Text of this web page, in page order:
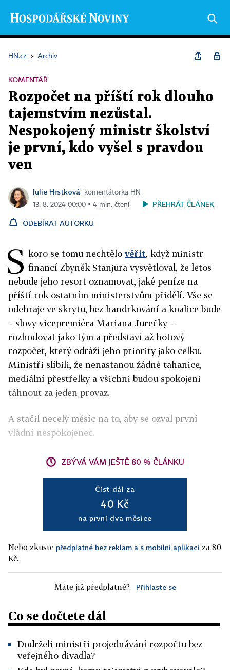
HN.cz › Archiv
KOMENTÁŘ
Rozpočet na příští rok dlouho
tajemstvím nezůstal.
Nespokojený ministr školství
je první, kdo vyšel s pravdou
ven
Julie Hrstková
komentátorka HN
13. 8. 2024 00:00 ▪ 4 min. čtení
PŘEHRÁT ČLÁNEK
ODEBÍRAT AUTORKU
S koro se tomu nechtělověřit, když ministr
financí Zbyněk Stanjura vysvětloval, že letos
nebude jeho resort oznamovat, jaké peníze na
příští rok ostatním ministerstvům přidělí. Vše se
odehraje ve skrytu, bez handrkování a koalice bude
– slovy vicepremiéra Mariana Jurečky –
rozhodovat jako tým a představí až hotový
rozpočet, který odráží jeho priority jako celku.
Ministři slíbili, že nenastanou žádné tahanice,
mediální přestřelky a všichni budou spokojeni
táhnout za jeden provaz.
A stačil necelý měsíc na to, aby se ozval první
vládní nespokojenec.
ZBÝVÁ VÁM JEŠTĚ 80 % ČLÁNKU
Číst dál za
40 Kč
na první dva měsíce
Nebo zkuste předplatné bez reklam a s mobilní aplikací za 80
Kč.
Máte již předplatné? Přihlaste se
Co se dočtete dál
Dodrželi ministři projednávání rozpočtu bez
veřejného divadla?